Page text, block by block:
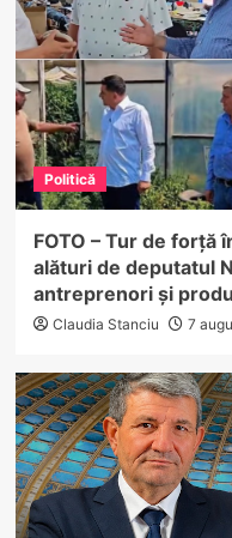
Politică
FOTO – Tur de forță
alături de deputatul
antreprenori și
Claudia Stanciu 7